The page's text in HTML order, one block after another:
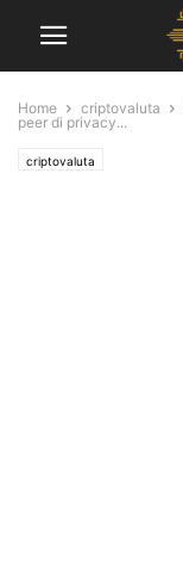
Home criptovaluta
peer di privacy...
criptovaluta